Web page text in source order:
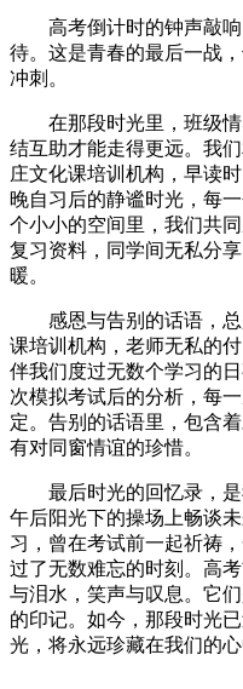
高考倒计时的钟声敲响
待。这是青春的最后一战
冲刺。
在那段时光里，班级情
结互助才能走得更远。我
庄文化课培训机构，早读
晚自习后的静谧时光，每
个小小的空间里，我们共
复习资料，同学间无私分
暖。
感恩与告别的话语，总
课培训机构，老师无私的
伴我们度过无数个学习的
次模拟考试后的分析，每
定。告别的话语里，包含
有对同窗情谊的珍惜。
最后时光的回忆录，是
午后阳光下的操场上畅谈
习，曾在考试前一起祈祷
过了无数难忘的时刻。高
与泪水，笑声与叹息。它
的印记。如今，那段时光
光，将永远珍藏在我们的